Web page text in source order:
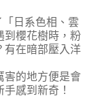
日系色相、雲
到櫻花樹時，粉
有在暗部壓入洋
害的地方便是會
感到新奇！